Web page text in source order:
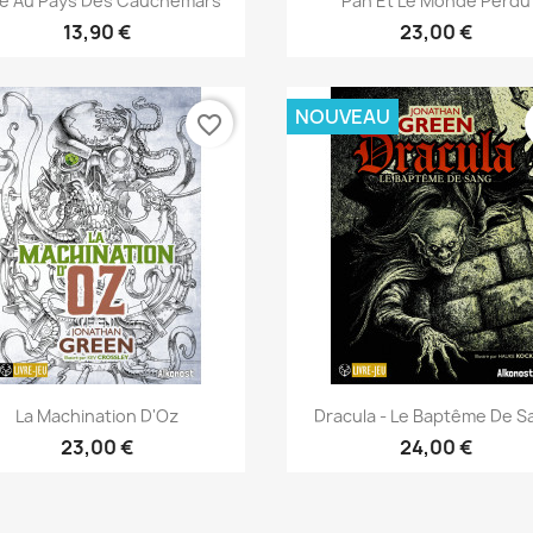
13,90 € 23,00 €
Aperçu rapide
La Machination D'Oz
23,00 €
favorite_border
 Aperçu rapide
Dracula - Le Baptême De
24,00 €
NOUVEAU